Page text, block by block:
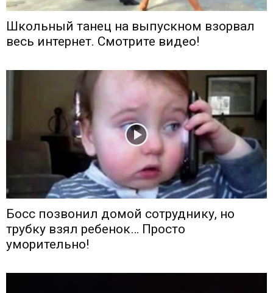
Школьный танец на выпускном взорвал
весь интернет. Смотрите видео!
Босс позвонил домой сотруднику, но
трубку взял ребенок… Просто
уморительно!